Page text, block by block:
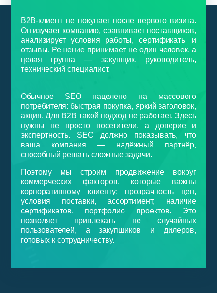
B2B-клиент не покупает после первого визита.
Он изучает компанию, сравнивает поставщиков,
анализирует условия работы, сертификаты и
отзывы. Решение принимает не один человек, а
целая группа — закупщик, руководитель,
технический специалист.
Обычное SEO нацелено на массового
потребителя: быстрая покупка, яркий заголовок,
акция. Для B2B такой подход не работает. Здесь
нужны не просто посетители, а доверие и
экспертность. SEO должно показывать, что
ваша компания — надёжный партнёр,
способный решать сложные задачи.
Поэтому мы строим продвижение вокруг
коммерческих факторов, которые важны
корпоративному клиенту: прозрачность цен,
условия поставки, ассортимент, наличие
сертификатов, портфолио проектов. Это
позволяет привлекать не случайных
пользователей, а закупщиков и дилеров,
готовых к сотрудничеству.